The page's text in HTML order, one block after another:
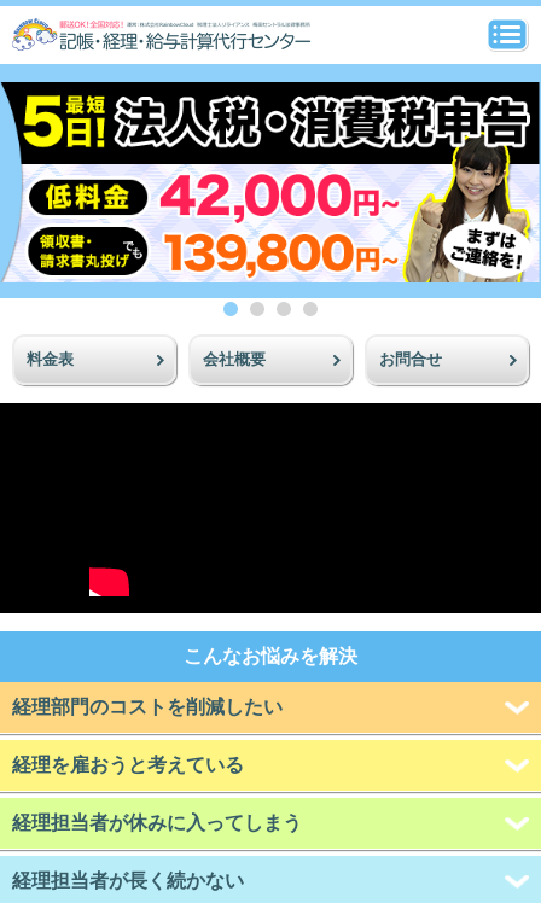
料金表 会社概要 お問合せ
こんなお悩みを解決
経理部門のコストを削減したい
経理を雇おうと考えている
経理担当者が休みに入ってしまう
経理担当者が長く続かない